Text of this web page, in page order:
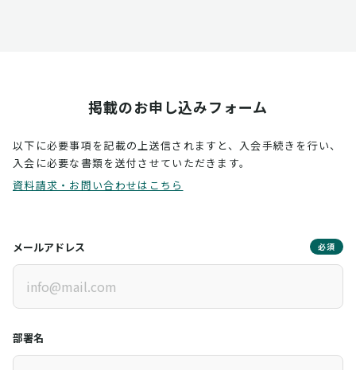
掲載のお申し込みフォーム
以下に必要事項を記載の上送信されますと、入会手続きを行い、
入会に必要な書類を送付させていただきます。
資料請求・お問い合わせはこちら
メールアドレス 必須
部署名